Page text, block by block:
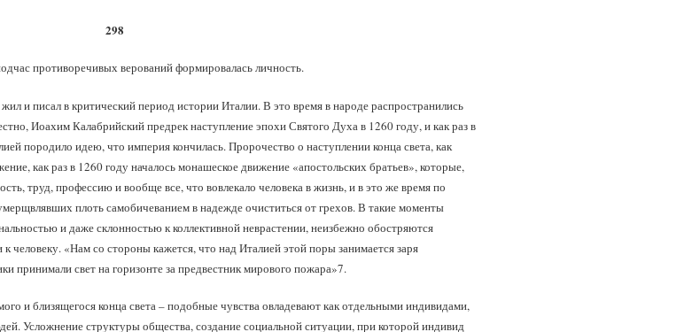
298
противоречивых верований формировалась личность.
и писал в критический период истории Италии. В это время в народе распространились
Иоахим Калабрийский предрек наступление эпохи Святого Духа в 1260 году, и как раз в
породило идею, что империя кончилась. Пророчество о наступлении конца света, как
как раз в 1260 году началось монашеское движение «апостольских братьев», которые,
труд, профессию и вообще все, что вовлекало человека в жизнь, и в это же время по
плоть самобичеванием в надежде очиститься от грехов. В такие моменты
и даже склонностью к коллективной неврастении, неизбежно обостряются
человеку. «Нам со стороны кажется, что над Италией этой поры занимается заря
принимали свет на горизонте за предвестник мирового пожара»7.
и близящегося конца света – подобные чувства овладевают как отдельными индивидами,
Усложнение структуры общества, создание социальной ситуации, при которой индивид